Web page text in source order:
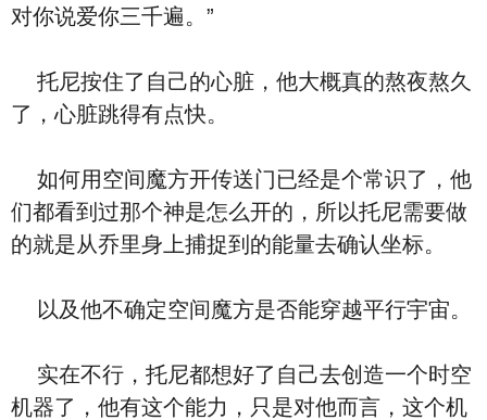
对你说爱你三千遍。”
托尼按住了自己的心脏，他大概真的熬夜熬久
了，心脏跳得有点快。
如何用空间魔方开传送门已经是个常识了，他
们都看到过那个神是怎么开的，所以托尼需要做
的就是从乔里身上捕捉到的能量去确认坐标。
以及他不确定空间魔方是否能穿越平行宇宙。
实在不行，托尼都想好了自己去创造一个时空
机器了，他有这个能力，只是对他而言，这个机